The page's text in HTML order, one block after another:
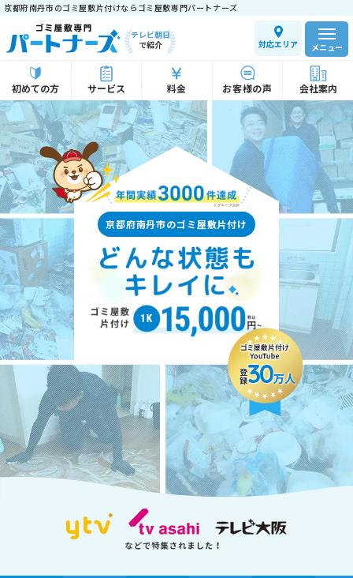
京都府南丹市のゴミ屋敷片付けならゴミ屋敷専門パートナーズ
テレビ朝日
で紹介
対応エリア
初めての方 サービス 料金 お客様の声 会社案内
メニュー
京都府南丹市のゴミ屋敷片付け
登録30万人